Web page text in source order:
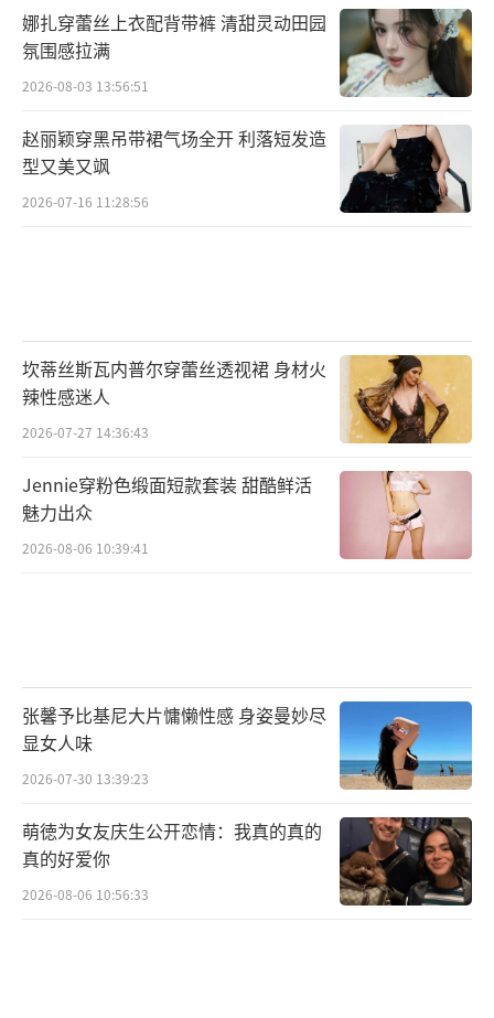
娜扎穿蕾丝上衣配背带裤 清甜灵动田园
氛围感拉满
2026-08-03 13:56:51
赵丽颖穿黑吊带裙气场全开 利落短发造
型又美又飒
2026-07-16 11:28:56
坎蒂丝斯瓦内普尔穿蕾丝透视裙 身材火
辣性感迷人
2026-07-27 14:36:43
Jennie穿粉色缎面短款套装 甜酷鲜活
魅力出众
2026-08-06 10:39:41
张馨予比基尼大片慵懒性感 身姿曼妙尽
显女人味
2026-07-30 13:39:23
萌徳为女友庆生公开恋情：我真的真的
真的好爱你
2026-08-06 10:56:33